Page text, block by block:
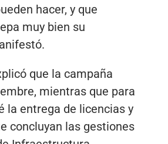
hacer, y que
muy bien su
que la campaña
mientras que para
la entrega de licencias y
concluyan las gestiones